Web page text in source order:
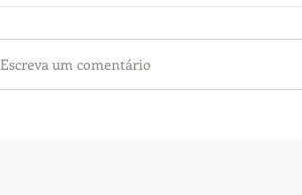
Escreva um comentário